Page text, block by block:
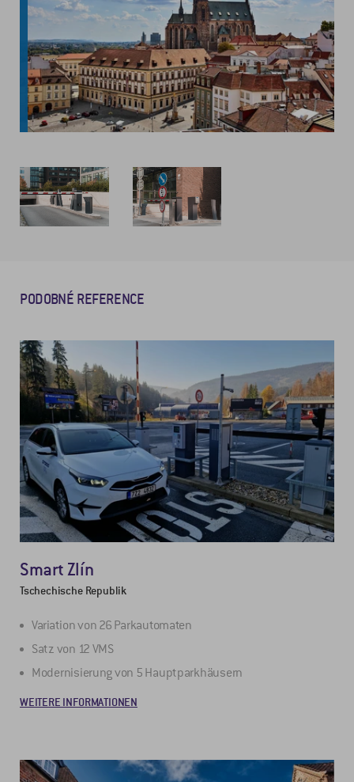
PODOBNÉ REFERENCE
Smart Zlín
Tschechische Republik
Variation von 26 Parkautomaten
Satz von 12 VMS
Modernisierung von 5 Hauptparkhäusern
WEITERE INFORMATIONEN